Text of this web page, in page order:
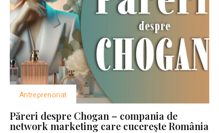
Antreprenoriat
Păreri despre Chogan – compania de
network marketing care cucereşte România